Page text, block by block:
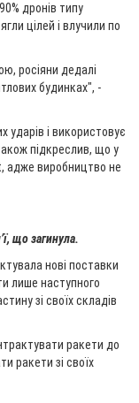
дронів типу
цілей і влучили по
росіяни дедалі
будинках", -
ударів і використовує
підкреслив, що у
адже виробництво не
що загинула.
нові поставки
лише наступного
зі своїх складів
ракети до
ракети зі своїх